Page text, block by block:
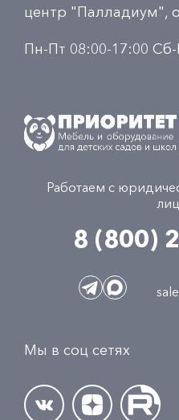
центр "Палладиум",
Пн-Пт 08:00-17:00
Работаем с
8 (800)
Мы в соц сетях